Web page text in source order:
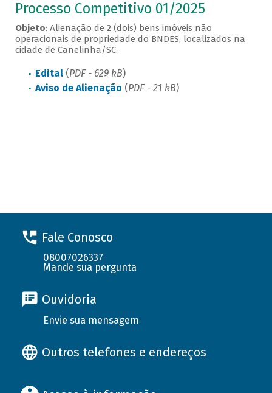
Processo Competitivo 01/2025
Objeto: Alienação de 2 (dois) bens imóveis não
operacionais de propriedade do BNDES, localizados na
cidade de Canelinha/SC.
Edital(PDF - 629 kB)
Aviso de Alienação (PDF - 21 kB)
Fale Conosco
08007026337
Mande sua pergunta
Ouvidoria
Envie sua mensagem
Outros telefones e endereços